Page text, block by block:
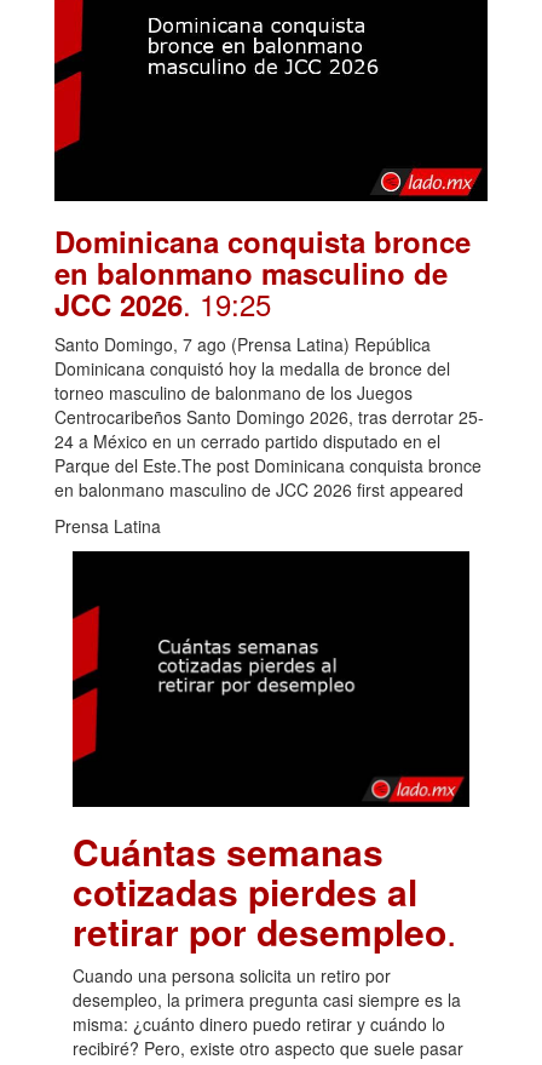
Dominicana conquista bronce
en balonmano masculino de
JCC 2026. 19:25
Santo Domingo, 7 ago (Prensa Latina) República
Dominicana conquistó hoy la medalla de bronce del
torneo masculino de balonmano de los Juegos
Centrocaribeños Santo Domingo 2026, tras derrotar 25-
24 a México en un cerrado partido disputado en el
Parque del Este.The post Dominicana conquista bronce
en balonmano masculino de JCC 2026 first appeared
Prensa Latina
Cuántas semanas
cotizadas pierdes al
retirar por desempleo.
Cuando una persona solicita un retiro por
desempleo, la primera pregunta casi siempre es la
misma: ¿cuánto dinero puedo retirar y cuándo lo
recibiré? Pero, existe otro aspecto que suele pasar